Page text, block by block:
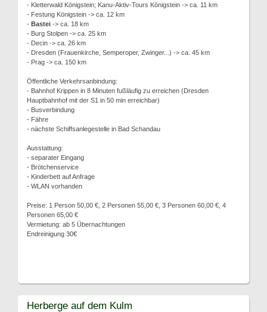
- Kletterwald Königstein; Kanu-Aktiv-Tours Königstein -> ca. 11 km
- Festung Königstein -> ca. 12 km
- Bastei -> ca. 18 km
- Burg Stolpen -> ca. 25 km
- Decin -> ca. 26 km
- Dresden (Frauenkirche, Semperoper, Zwinger...) -> ca. 45 km
- Prag -> ca. 150 km
Öffentliche Verkehrsanbindung:
- Bahnhof Krippen in 8 Minuten fußläufig zu erreichen (Dresden
Hauptbahnhof mit der S1 in 50 min erreichbar)
- Busverbindung
- Fähre
- nächste Schiffsanlegestelle in Bad Schandau
Ausstattung:
- separater Eingang
- Brötchenservice
- Kinderbett auf Anfrage
- WLAN vorhanden
Preise: 1 Person 50,00 €, 2 Personen 55,00 €, 3 Personen 60,00 €, 4
Personen 65,00 €
Vermietung: ab 5 Übernachtungen
Endreinigung 30€
Herberge auf dem Kulm